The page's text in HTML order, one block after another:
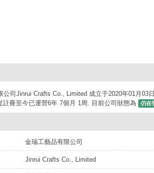
公司Jinrui Crafts Co., Limited 成立于2020年01月03
註冊至今已運營6年 7個月 1周. 目前公司狀態為
仍在
金瑞工藝品有限公司
Jinrui Crafts Co., Limited